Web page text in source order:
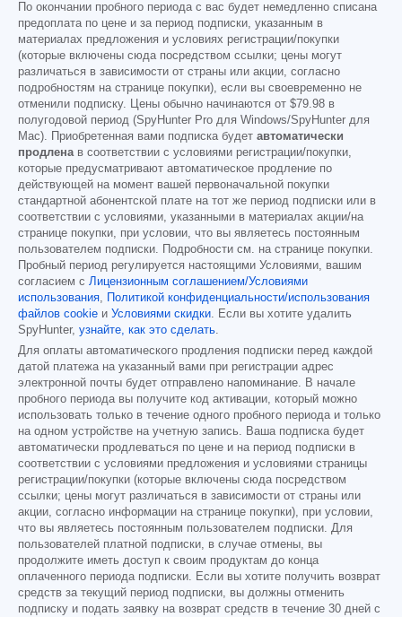
По окончании пробного периода с вас будет немедленно списана
предоплата по цене и за период подписки, указанным в
материалах предложения и условиях регистрации/покупки
(которые включены сюда посредством ссылки; цены могут
различаться в зависимости от страны или акции, согласно
подробностям на странице покупки), если вы своевременно не
отменили подписку. Цены обычно начинаются от $79.98 в
полугодовой период (SpyHunter Pro для Windows/SpyHunter для
Mac). Приобретенная вами подписка будет автоматически
продленав соответствии с условиями регистрации/покупки,
которые предусматривают автоматическое продление по
действующей на момент вашей первоначальной покупки
стандартной абонентской плате на тот же период подписки или в
соответствии с условиями, указанными в материалах акции/на
странице покупки, при условии, что вы являетесь постоянным
пользователем подписки. Подробности см. на странице покупки.
Пробный период регулируется настоящими Условиями, вашим
согласием с Лицензионным соглашением/Условиями
использования,
Политикой конфиденциальности/использования
файлов cookie и Условиями скидки. Если вы хотите удалить
SpyHunter, узнайте, как это сделать.
Для оплаты автоматического продления подписки перед каждой
датой платежа на указанный вами при регистрации адрес
электронной почты будет отправлено напоминание. В начале
пробного периода вы получите код активации, который можно
использовать только в течение одного пробного периода и только
на одном устройстве на учетную запись. Ваша подписка будет
автоматически продлеваться по цене и на период подписки в
соответствии с условиями предложения и условиями страницы
регистрации/покупки (которые включены сюда посредством
ссылки; цены могут различаться в зависимости от страны или
акции, согласно информации на странице покупки), при условии,
что вы являетесь постоянным пользователем подписки. Для
пользователей платной подписки, в случае отмены, вы
продолжите иметь доступ к своим продуктам до конца
оплаченного периода подписки. Если вы хотите получить возврат
средств за текущий период подписки, вы должны отменить
подписку и подать заявку на возврат средств в течение 30 дней с